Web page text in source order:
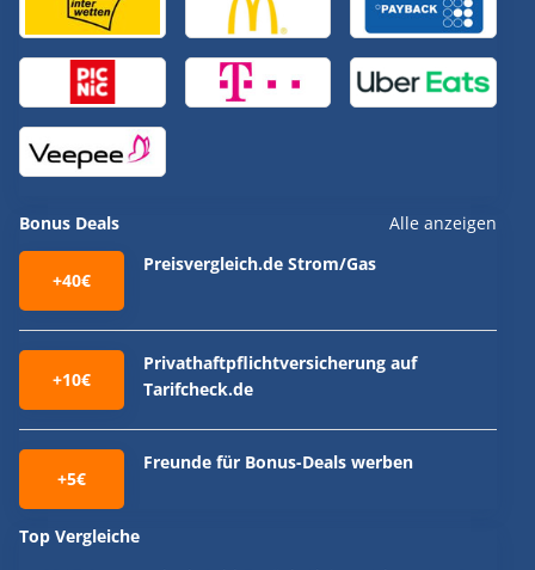
Bonus Deals Alle anzeigen
+40€
Preisvergleich.de Strom/Gas
+10€
Privathaftpflichtversicherung auf
Tarifcheck.de
+5€
Freunde für Bonus-Deals werben
Top Vergleiche